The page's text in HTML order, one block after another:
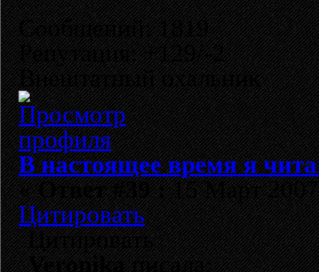
Сообщений: 1819
Репутация: +129/-2
Внештатный охальник
В настоящее время я
«Ответ #39 :15 Март
Цитировать
Цитировать
Veronikaписала: